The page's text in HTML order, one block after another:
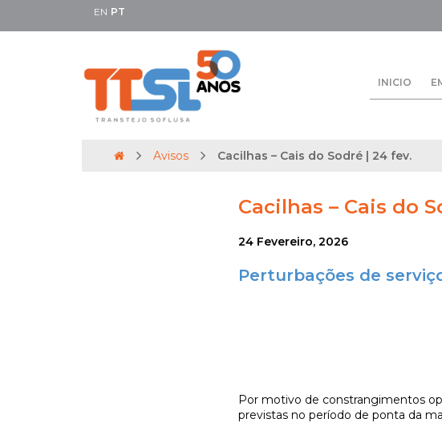
EN PT
INICIO
Avisos Cacilhas – Cais do Sodré | 24 fev.
Cacilhas – Cais do
24 Fevereiro, 2026
Perturbações de
Por motivo de constrangimentos
previstas no período de ponta da